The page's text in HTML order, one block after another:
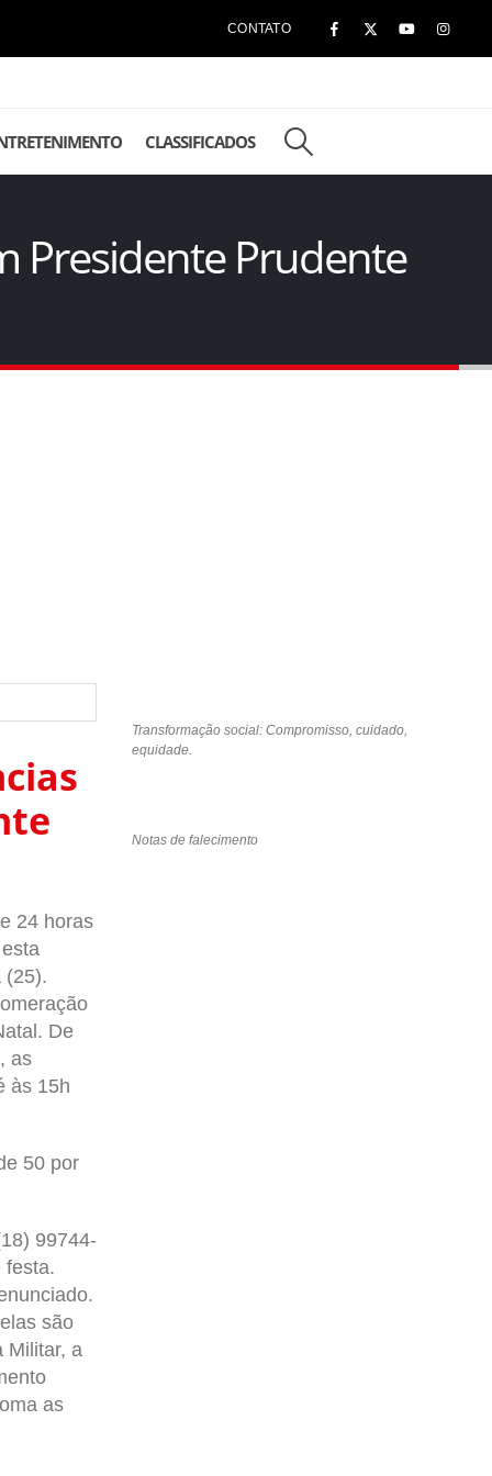
CONTATO
CLASSIFICADOS
Presidente Prudente
24 horas
(25).
De
as
às 15h
50 por
99744-
festa.
são
Militar, a
as
Transformação social: Compromisso, cuidado,
equidade.
Notas de falecimento